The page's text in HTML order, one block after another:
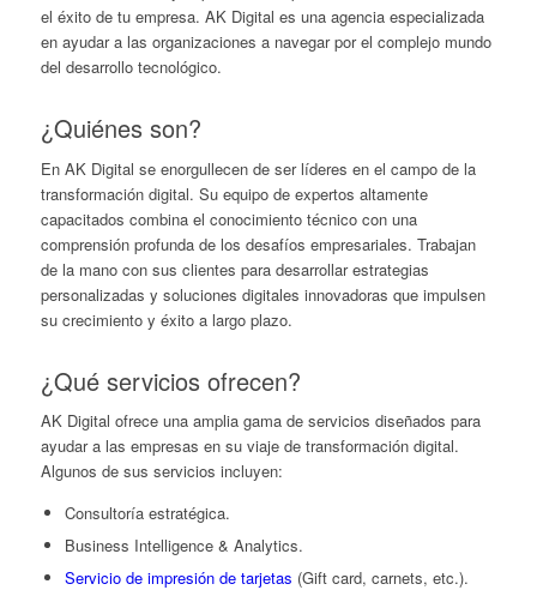
el éxito de tu empresa. AK Digital es una agencia especializada
en ayudar a las organizaciones a navegar por el complejo mundo
del desarrollo tecnológico.
¿Quiénes son?
En AK Digital se enorgullecen de ser líderes en el campo de la
transformación digital. Su equipo de expertos altamente
capacitados combina el conocimiento técnico con una
comprensión profunda de los desafíos empresariales. Trabajan
de la mano con sus clientes para desarrollar estrategias
personalizadas y soluciones digitales innovadoras que impulsen
su crecimiento y éxito a largo plazo.
¿Qué servicios ofrecen?
AK Digital ofrece una amplia gama de servicios diseñados para
ayudar a las empresas en su viaje de transformación digital.
Algunos de sus servicios incluyen:
Consultoría estratégica.
Business Intelligence & Analytics.
Servicio de impresión de tarjetas (Gift card, carnets, etc.).